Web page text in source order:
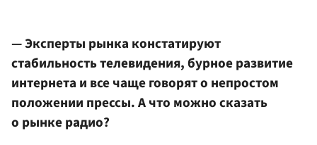
— Эксперты рынка констатируют
стабильность телевидения, бурное развитие
интернета и все чаще говорят о непростом
положении прессы. А что можно сказать
о рынке радио?